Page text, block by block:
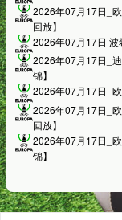
2026年07月17日_
回放】
2026年07月17日 波
2026年07月17日_
锦】
2026年07月17日_
2026年07月17日_
回放】
2026年07月17日_
锦】